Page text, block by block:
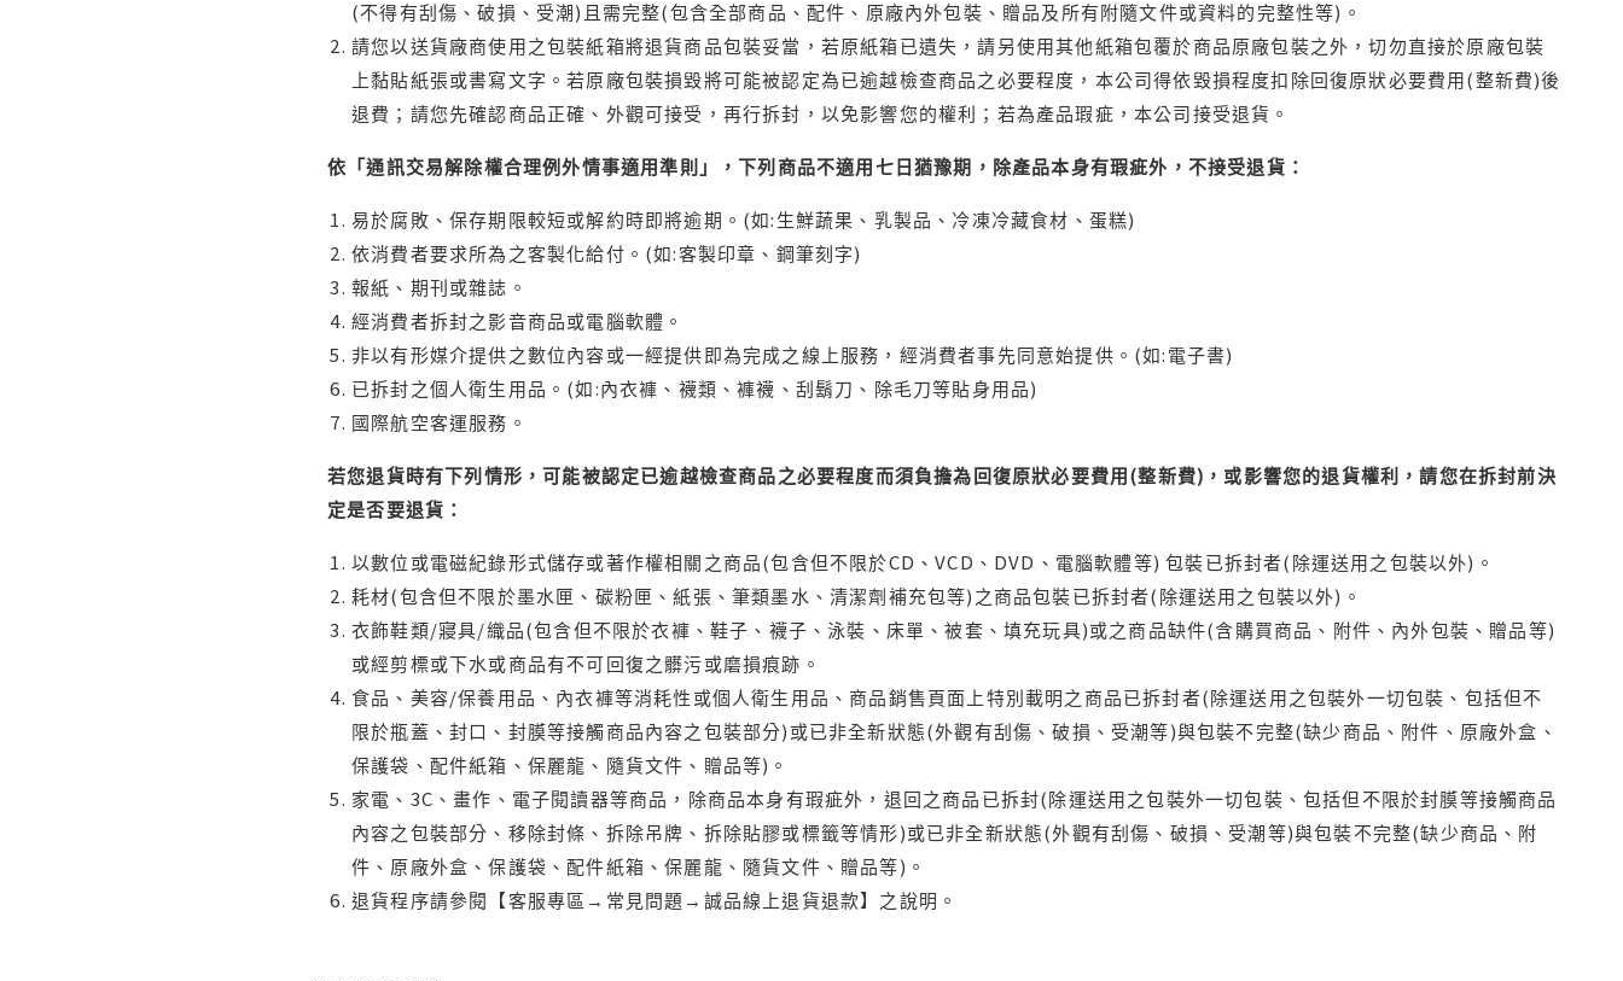
(不得有刮傷、破損、受潮)且需完整(包含全部商品、配件、原廠內外包裝、贈品及所有附隨文件或資料的完整性等)。
請您以送貨廠商使用之包裝紙箱將退貨商品包裝妥當，若原紙箱已遺失，請另使用其他紙箱包覆於商品原廠包裝之外，切勿直接於原廠包裝
上黏貼紙張或書寫文字。若原廠包裝損毀將可能被認定為已逾越檢查商品之必要程度，本公司得依毀損程度扣除回復原狀必要費用(整新費)後
退費；請您先確認商品正確、外觀可接受，再行拆封，以免影響您的權利；若為產品瑕疵，本公司接受退貨。
依「通訊交易解除權合理例外情事適用準則」，下列商品不適用七日猶豫期，除產品本身有瑕疵外，不接受退貨：
易於腐敗、保存期限較短或解約時即將逾期。(如:生鮮蔬果、乳製品、冷凍冷藏食材、蛋糕)
依消費者要求所為之客製化給付。(如:客製印章、鋼筆刻字)
報紙、期刊或雜誌。
經消費者拆封之影音商品或電腦軟體。
非以有形媒介提供之數位內容或一經提供即為完成之線上服務，經消費者事先同意始提供。(如:電子書)
已拆封之個人衛生用品。(如:內衣褲、襪類、褲襪、刮鬍刀、除毛刀等貼身用品)
國際航空客運服務。
若您退貨時有下列情形，可能被認定已逾越檢查商品之必要程度而須負擔為回復原狀必要費用(整新費)，或影響您的退貨權利，請您在拆封前決
定是否要退貨：
以數位或電磁紀錄形式儲存或著作權相關之商品(包含但不限於CD、VCD、DVD、電腦軟體等) 包裝已拆封者(除運送用之包裝以外)。
耗材(包含但不限於墨水匣、碳粉匣、紙張、筆類墨水、清潔劑補充包等)之商品包裝已拆封者(除運送用之包裝以外)。
衣飾鞋類/寢具/織品(包含但不限於衣褲、鞋子、襪子、泳裝、床單、被套、填充玩具)或之商品缺件(含購買商品、附件、內外包裝、贈品等)
或經剪標或下水或商品有不可回復之髒污或磨損痕跡。
食品、美容/保養用品、內衣褲等消耗性或個人衛生用品、商品銷售頁面上特別載明之商品已拆封者(除運送用之包裝外一切包裝、包括但不
限於瓶蓋、封口、封膜等接觸商品內容之包裝部分)或已非全新狀態(外觀有刮傷、破損、受潮等)與包裝不完整(缺少商品、附件、原廠外盒、
保護袋、配件紙箱、保麗龍、隨貨文件、贈品等)。
家電、3C、畫作、電子閱讀器等商品，除商品本身有瑕疵外，退回之商品已拆封(除運送用之包裝外一切包裝、包括但不限於封膜等接觸商品
內容之包裝部分、移除封條、拆除吊牌、拆除貼膠或標籤等情形)或已非全新狀態(外觀有刮傷、破損、受潮等)與包裝不完整(缺少商品、附
件、原廠外盒、保護袋、配件紙箱、保麗龍、隨貨文件、贈品等)。
退貨程序請參閱【客服專區→常見問題→誠品線上退貨退款】之說明。